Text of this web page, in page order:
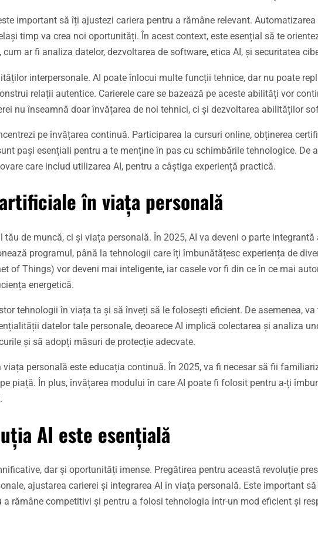
important să îți ajustezi cariera pentru a rămâne relevant. Automatizarea
timp va crea noi oportunități. În acest context, este esențial să te
ar fi analiza datelor, dezvoltarea de software, etica AI, și securitatea
interpersonale. AI poate înlocui multe funcții tehnice, dar nu poate
relații autentice. Carierele care se bazează pe aceste abilități vor
nu înseamnă doar învățarea de noi tehnici, ci și dezvoltarea abilităților
pe învățarea continuă. Participarea la cursuri online, obținerea
pași esențiali pentru a te menține în pas cu schimbările tehnologice. De
care includ utilizarea AI, pentru a câștiga experiență practică.
în viața personală
de muncă, ci și viața personală. În 2025, AI va deveni o parte
programul, până la tehnologii care îți îmbunătățesc experiența de
of Things) vor deveni mai inteligente, iar casele vor fi din ce în ce mai
energetică.
tehnologii în viața ta și să înveți să le folosești eficient. De asemenea, va
datelor tale personale, deoarece AI implică colectarea și analiza
și să adopți măsuri de protecție adecvate.
personală este educația continuă. În 2025, va fi necesar să fii
piață. În plus, învățarea modului în care AI poate fi folosit pentru a-ți
AI este esențială
dar și oportunități imense. Pregătirea pentru această revoluție
ajustarea carierei și integrarea AI în viața personală. Este important
a rămâne competitivi și pentru a folosi tehnologia într-un mod eficient și